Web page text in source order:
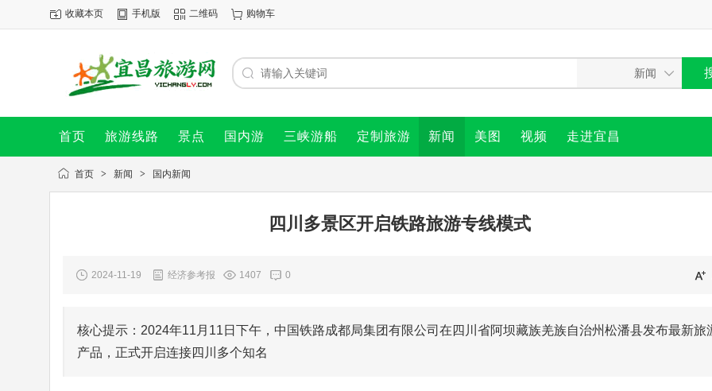
收藏本页 手机版 二维码 购物车
首页 旅游线路 景点 国内游 三峡游船 定制旅游 新闻 美图 视频 走进宜昌
首页 > 新闻 > 国内新闻
四川多景区开启铁路旅游专线模式
2024-11-19 经济参考报 1407 0
核心提示：2024年11月11日下午，中国铁路成都局集团有限公司在四川省阿坝藏族羌族自治州松潘县发布最新旅
产品，正式开启连接四川多个知名